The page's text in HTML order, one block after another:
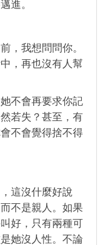
進。
，我想問問你。
，再也沒有人幫
不會再要求你記
若失？甚至，有
不會覺得捨不得
這沒什麼好說
不是親人。如果
好，只有兩種可
她沒人性。不論